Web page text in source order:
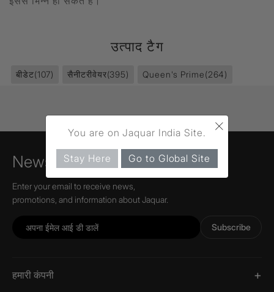
उत्पाद टैग
बीडेट(107) सैनीटरीवेयर(395) Queen's Prime(264)
Newsletter
Enter your email to receive news,
promotions, and information about Jaquar.
Subscribe
हमारी कंपनी
×
You are on Jaquar India Site.
Stay Here Go to Global Site